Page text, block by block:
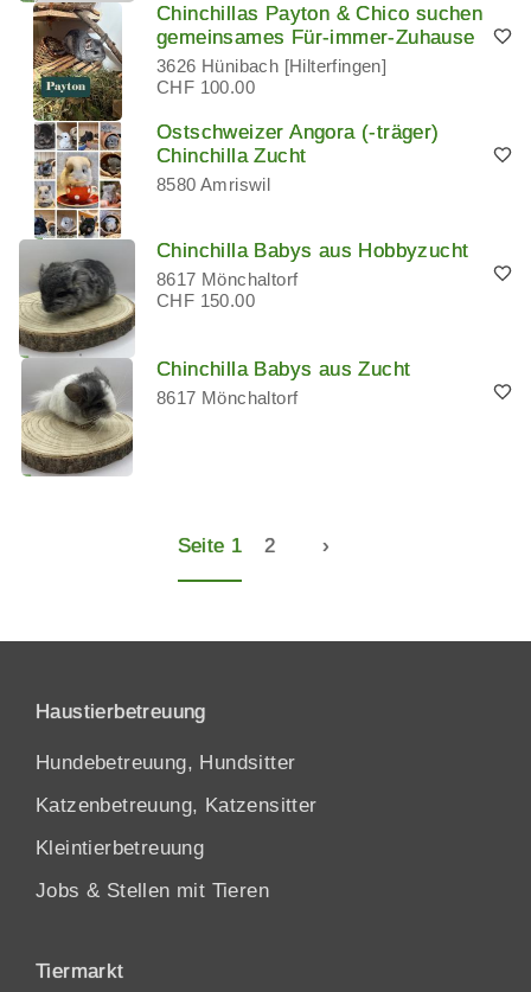
Chinchillas Payton & Chico suchen
gemeinsames Für-immer-Zuhause
3626 Hünibach [Hilterfingen]
CHF 100.00
Ostschweizer Angora (-träger)
Chinchilla Zucht
8580 Amriswil
Chinchilla Babys aus Hobbyzucht
8617 Mönchaltorf
CHF 150.00
Chinchilla Babys aus Zucht
8617 Mönchaltorf
Seite 1 2 ›
Haustierbetreuung
Hundebetreuung, Hundsitter
Katzenbetreuung, Katzensitter
Kleintierbetreuung
Jobs & Stellen mit Tieren
Tiermarkt